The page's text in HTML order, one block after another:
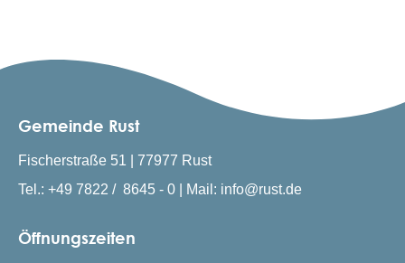
Gemeinde Rust
Fischerstraße 51 | 77977 Rust
Tel.: +49 7822 / 8645 - 0 | Mail: info@rust.de
Öffnungszeiten